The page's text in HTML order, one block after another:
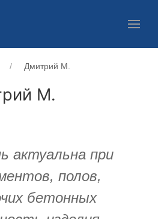
Дмитрий М.
М.
актуальна при
полов,
бетонных